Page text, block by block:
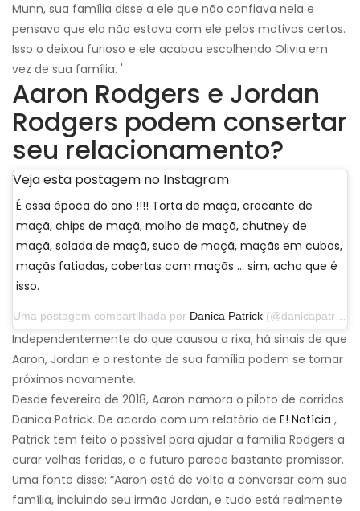
Munn, sua família disse a ele que não confiava nela e
pensava que ela não estava com ele pelos motivos certos.
Isso o deixou furioso e ele acabou escolhendo Olivia em
vez de sua família. '
Aaron Rodgers e Jordan
Rodgers podem consertar
seu relacionamento?
Veja esta postagem no Instagram
É essa época do ano !!!! Torta de maçã, crocante de
maçã, chips de maçã, molho de maçã, chutney de
maçã, salada de maçã, suco de maçã, maçãs em cubos,
maçãs fatiadas, cobertas com maçãs ... sim, acho que é
isso.
Uma postagem compartilhada por Danica Patrick (@danicapatrick) em 29 de setembro de 2019 às 14h31 PDT
Independentemente do que causou a rixa, há sinais de que
Aaron, Jordan e o restante de sua família podem se tornar
próximos novamente.
Desde fevereiro de 2018, Aaron namora o piloto de corridas
Danica Patrick. De acordo com um relatório de E! Notícia ,
Patrick tem feito o possível para ajudar a família Rodgers a
curar velhas feridas, e o futuro parece bastante promissor.
Uma fonte disse: “Aaron está de volta a conversar com sua
família, incluindo seu irmão Jordan, e tudo está realmente